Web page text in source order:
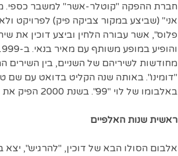
חברת ההפקה "קוטלר-אשר" למשבר כספי.
פלוס", אשר עבורה הלחין וביצע דוכין את
מחודשות לשיריהם של השניים, בין
"דומינו". באותה שנה הקליט בדואט עם שם
באלבומו של לוי "99". בשנת 2000 הפיק את אלבום הבכורה של תמר גלעדי.
ראשית שנות האלפיים